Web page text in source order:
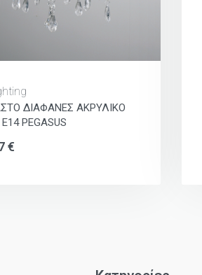
ΔΙΑΦΑΝΕΣ ΑΚΡΥΛΙΚΟ
PEGASUS
€